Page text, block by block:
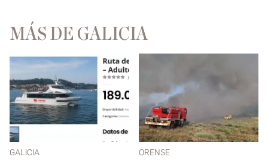
MÁS DE GALICIA
GALICIA ORENSE